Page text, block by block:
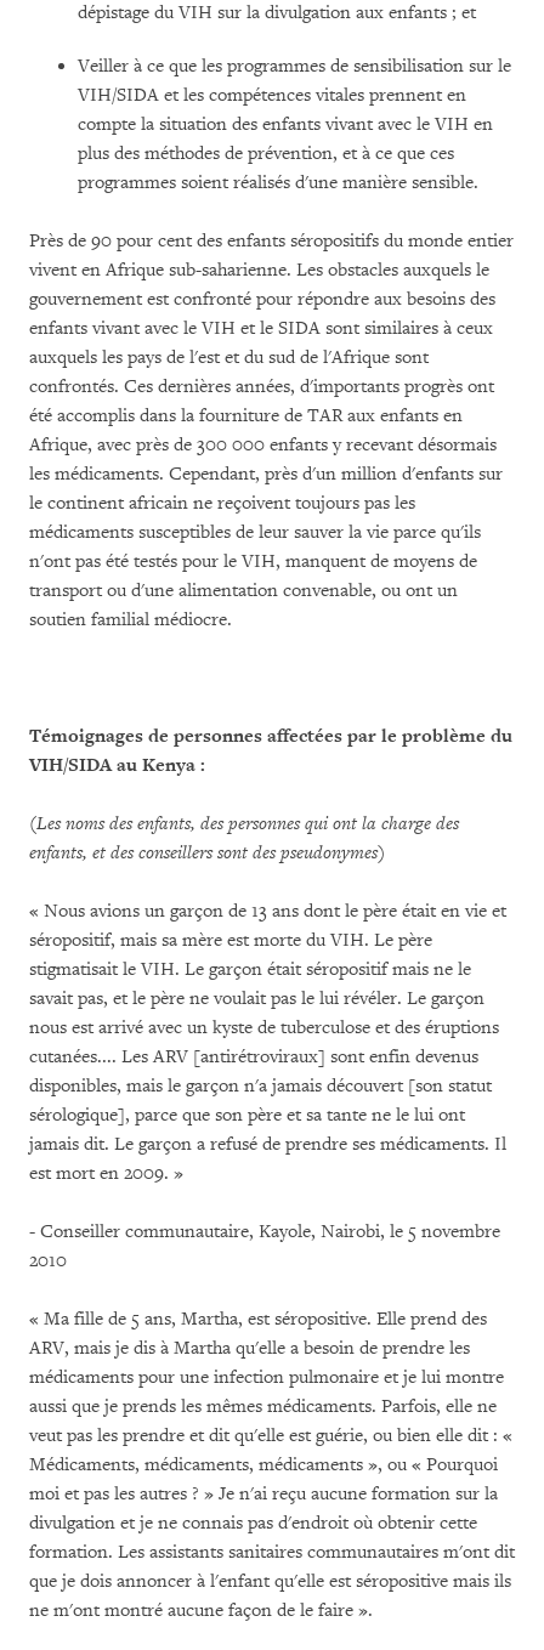
dépistage du VIH sur la divulgation aux enfants ; et
Veiller à ce que les programmes de sensibilisation sur le
VIH/SIDA et les compétences vitales prennent en
compte la situation des enfants vivant avec le VIH en
plus des méthodes de prévention, et à ce que ces
programmes soient réalisés d'une manière sensible.
Près de 90 pour cent des enfants séropositifs du monde entier
vivent en Afrique sub-saharienne. Les obstacles auxquels le
gouvernement est confronté pour répondre aux besoins des
enfants vivant avec le VIH et le SIDA sont similaires à ceux
auxquels les pays de l'est et du sud de l'Afrique sont
confrontés. Ces dernières années, d'importants progrès ont
été accomplis dans la fourniture de TAR aux enfants en
Afrique, avec près de 300 000 enfants y recevant désormais
les médicaments. Cependant, près d'un million d'enfants sur
le continent africain ne reçoivent toujours pas les
médicaments susceptibles de leur sauver la vie parce qu'ils
n'ont pas été testés pour le VIH, manquent de moyens de
transport ou d'une alimentation convenable, ou ont un
soutien familial médiocre.
Témoignages de personnes affectées par le problème du
VIH/SIDA au Kenya :
(Les noms des enfants, des personnes qui ont la charge des
enfants, et des conseillers sont des pseudonymes)
« Nous avions un garçon de 13 ans dont le père était en vie et
séropositif, mais sa mère est morte du VIH. Le père
stigmatisait le VIH. Le garçon était séropositif mais ne le
savait pas, et le père ne voulait pas le lui révéler. Le garçon
nous est arrivé avec un kyste de tuberculose et des éruptions
cutanées.... Les ARV [antirétroviraux] sont enfin devenus
disponibles, mais le garçon n'a jamais découvert [son statut
sérologique], parce que son père et sa tante ne le lui ont
jamais dit. Le garçon a refusé de prendre ses médicaments. Il
est mort en 2009. »
- Conseiller communautaire, Kayole, Nairobi, le 5 novembre
2010
« Ma fille de 5 ans, Martha, est séropositive. Elle prend des
ARV, mais je dis à Martha qu'elle a besoin de prendre les
médicaments pour une infection pulmonaire et je lui montre
aussi que je prends les mêmes médicaments. Parfois, elle ne
veut pas les prendre et dit qu'elle est guérie, ou bien elle dit : «
Médicaments, médicaments, médicaments », ou « Pourquoi
moi et pas les autres ? » Je n'ai reçu aucune formation sur la
divulgation et je ne connais pas d'endroit où obtenir cette
formation. Les assistants sanitaires communautaires m'ont dit
que je dois annoncer à l'enfant qu'elle est séropositive mais ils
ne m'ont montré aucune façon de le faire ».